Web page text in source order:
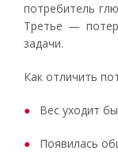
потребитель
Третье —
задачи.
Как отличить
Вес уходит
Появилась